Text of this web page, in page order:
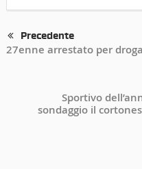
Precedente
27enne arrestato per droga
Sportivo
sondaggio il